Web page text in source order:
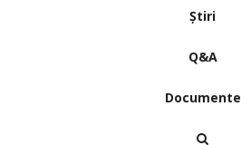
Știri
Q&A
Documente